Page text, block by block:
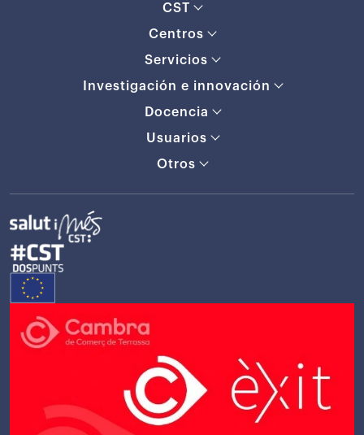
CST
Centros
Servicios
Investigación e innovación
Docencia
Usuarios
Otros